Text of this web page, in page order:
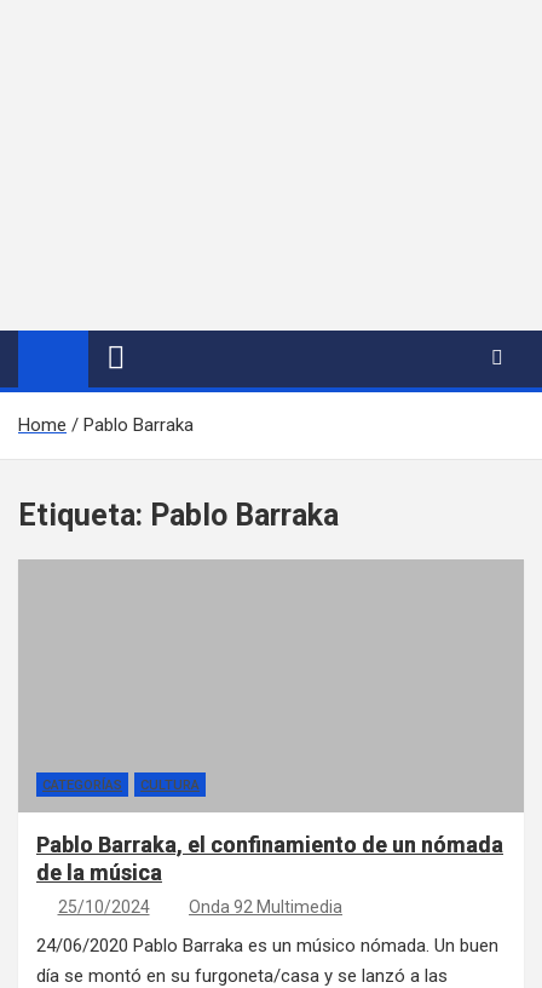
Home Pablo Barraka
Etiqueta: Pablo Barraka
CATEGORÍAS CULTURA
Pablo Barraka, el confinamiento de un nómada
de la música
25/10/2024 Onda 92 Multimedia
24/06/2020 Pablo Barraka es un músico nómada. Un buen
día se montó en su furgoneta/casa y se lanzó a las